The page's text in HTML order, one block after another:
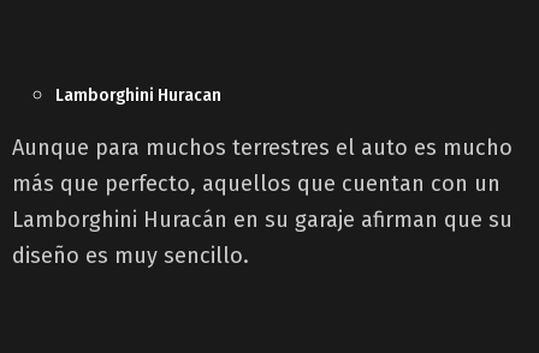
Lamborghini Huracan
Aunque para muchos terrestres el auto es mucho
más que perfecto, aquellos que cuentan con un
Lamborghini Huracán en su garaje afirman que su
diseño es muy sencillo.